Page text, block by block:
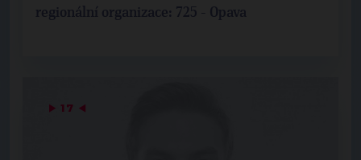
regionální organizace: 725 - Opava
▶ 17 ◀